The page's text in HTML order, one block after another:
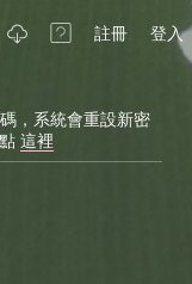
註冊 登入
，系統會重設新密
點這裡